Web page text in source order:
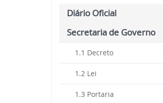
Diário Oficial
Secretaria de Governo
1.1 Decreto
1.2 Lei
1.3 Portaria